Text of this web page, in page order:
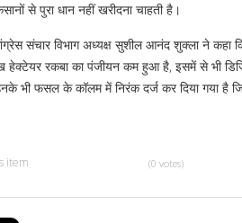
से पुरा धान नहीं खरीदना चाहती है।
संचार विभाग अध्यक्ष सुशील आनंद शुक्ला ने कहा
रकबा का पंजीयन कम हुआ है, इसमें से भी
भी फसल के कॉलम में निरंक दर्ज कर दिया गया है
item (0 votes)